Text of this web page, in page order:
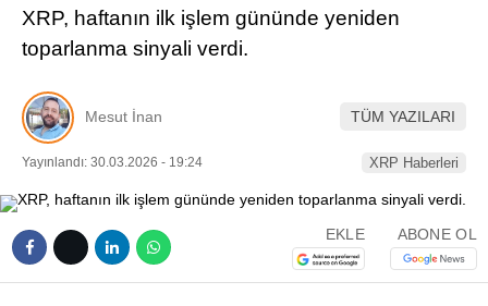
Telegram
XRP, haftanın ilk işlem gününde yeniden
toparlanma sinyali verdi.
Mesut İnan TÜM YAZILARI
Yayınlandı: 30.03.2026 - 19:24 XRP Haberleri
EKLE ABONE OL